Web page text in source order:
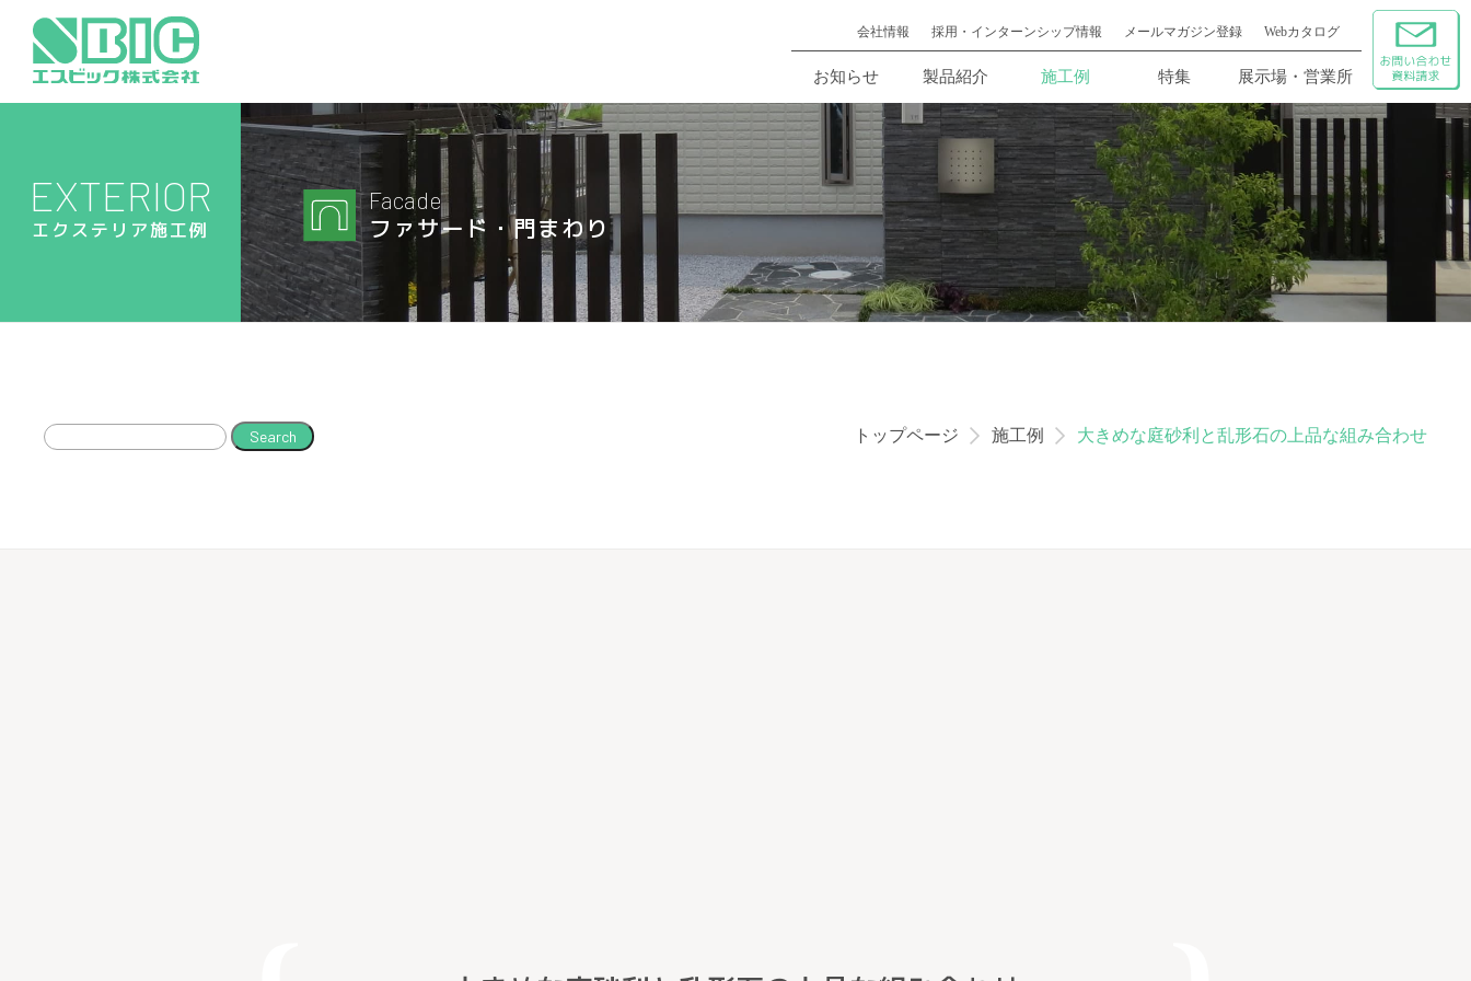
会社情報 採用・インターンシップ情報 メールマガジン登録 Webカタログ
お知らせ 製品紹介 施工例 特集 展示場・営業所
EXTERIOR
エクステリア施工例
Facade
ファサード・門まわり
トップページ 施工例 大きめな庭砂利と乱形石の上品な組み合わせ